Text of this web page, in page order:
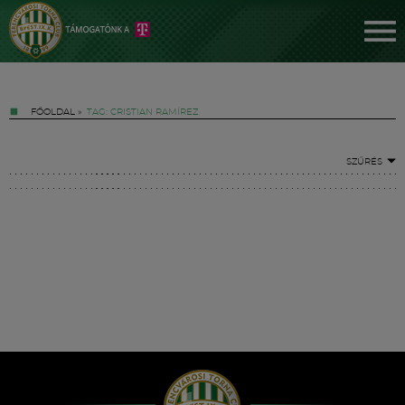
FŐOLDAL » TAG: CRISTIAN RAMÍREZ
SZŰRÉS
Hírek